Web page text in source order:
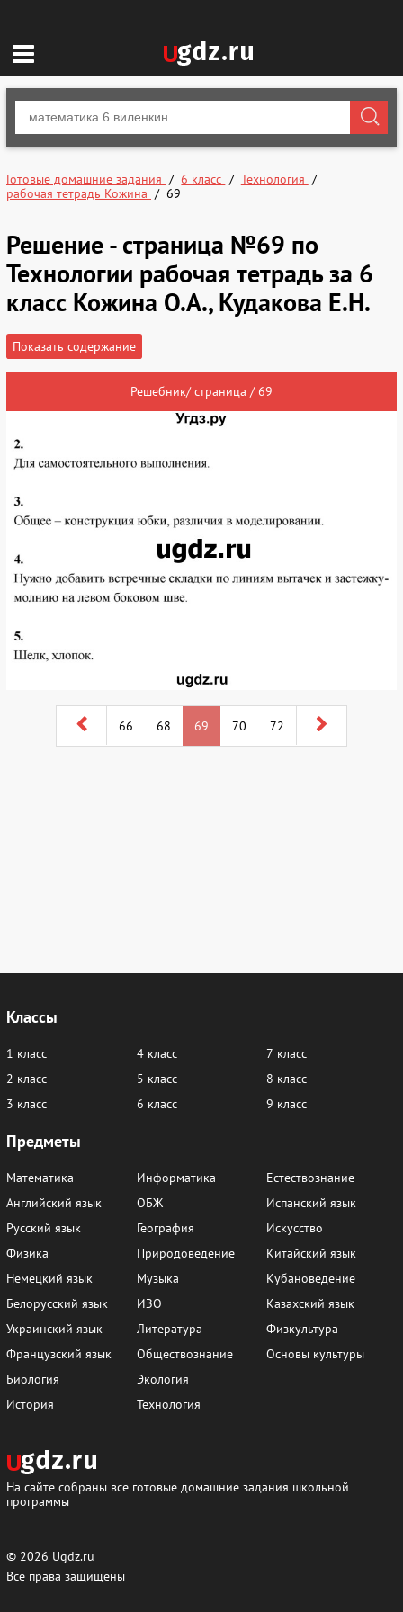
Готовые домашние задания 6 класс
Технология
рабочая тетрадь Кожина
69
Решение - страница №69 по
Технологии рабочая тетрадь за 6
класс Кожина О.А., Кудакова Е.Н.
Показать содержание
Решебник/ страница / 69
66 68 69 70 72
Классы
1 класс
2 класс
3 класс
4 класс
5 класс
6 класс
7 класс
8 класс
9 класс
Предметы
Математика
Английский язык
Русский язык
Физика
Немецкий язык
Белорусский язык
Украинский язык
Французский язык
Биология
История
Информатика
ОБЖ
География
Природоведение
Музыка
ИЗО
Литература
Обществознание
Экология
Технология
Естествознание
Испанский язык
Искусство
Китайский язык
Кубановедение
Казахский язык
Физкультура
Основы культуры
На сайте собраны все готовые домашние задания школьной
программы
© 2026 Ugdz.ru
Все права защищены